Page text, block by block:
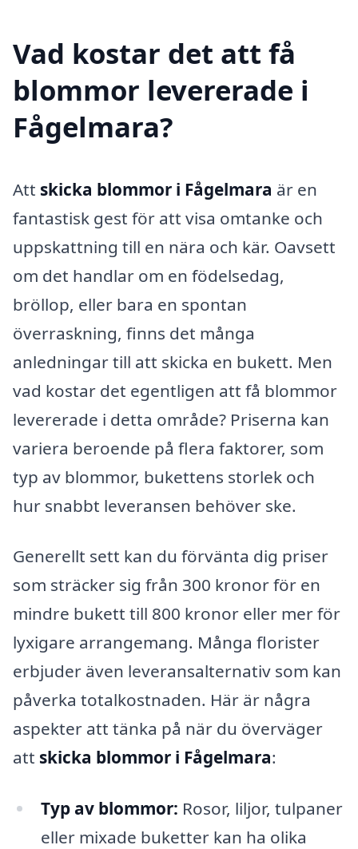
Vad kostar det att få
blommor levererade i
Fågelmara?
Att skicka blommor i Fågelmara är en
fantastisk gest för att visa omtanke och
uppskattning till en nära och kär. Oavsett
om det handlar om en födelsedag,
bröllop, eller bara en spontan
överraskning, finns det många
anledningar till att skicka en bukett. Men
vad kostar det egentligen att få blommor
levererade i detta område? Priserna kan
variera beroende på flera faktorer, som
typ av blommor, bukettens storlek och
hur snabbt leveransen behöver ske.
Generellt sett kan du förvänta dig priser
som sträcker sig från 300 kronor för en
mindre bukett till 800 kronor eller mer för
lyxigare arrangemang. Många florister
erbjuder även leveransalternativ som kan
påverka totalkostnaden. Här är några
aspekter att tänka på när du överväger
att skicka blommor i Fågelmara:
Typ av blommor: Rosor, liljor, tulpaner
eller mixade buketter kan ha olika